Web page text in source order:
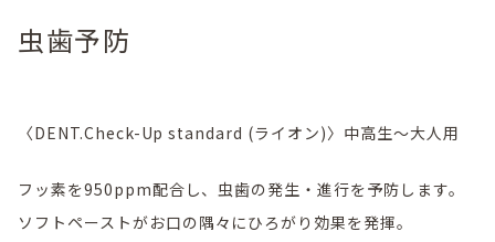
虫歯予防
〈DENT.Check-Up standard (ライオン)〉中高生～大人用
フッ素を950ppm配合し、虫歯の発生・進行を予防します。
ソフトペーストがお口の隅々にひろがり効果を発揮。